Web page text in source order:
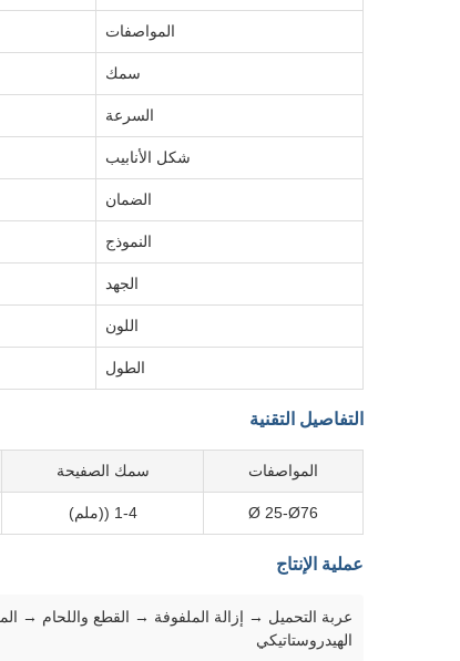
المواصفات
سمك
السرعة
شكل الأنابيب
الضمان
النموذج
الجهد
اللون
الطول
التفاصيل التقنية
المواصفات سمك الصفيحة
Ø 25-Ø76 1-4 ((ملم)
عملية الإنتاج
الهيدروستاتيكي